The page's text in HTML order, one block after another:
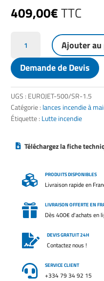
409,00€TTC
Lance
incendie
EUROJET-
500
à
débit
Ajouter au
Demande de Devis
UGS : EUROJET-500/SR-1.5
Catégorie : lances incendie à
Étiquette : Lutte incendie
Téléchargez la fiche
 PRODUITS DISPONIBLES
Livraison rapide en
 LIVRAISON OFFERTE EN
Dès 400€ d'achats en
 DEVIS GRATUIT 24H
Contactez nous !
 SERVICE CLIENT
+334 79 34 92 15